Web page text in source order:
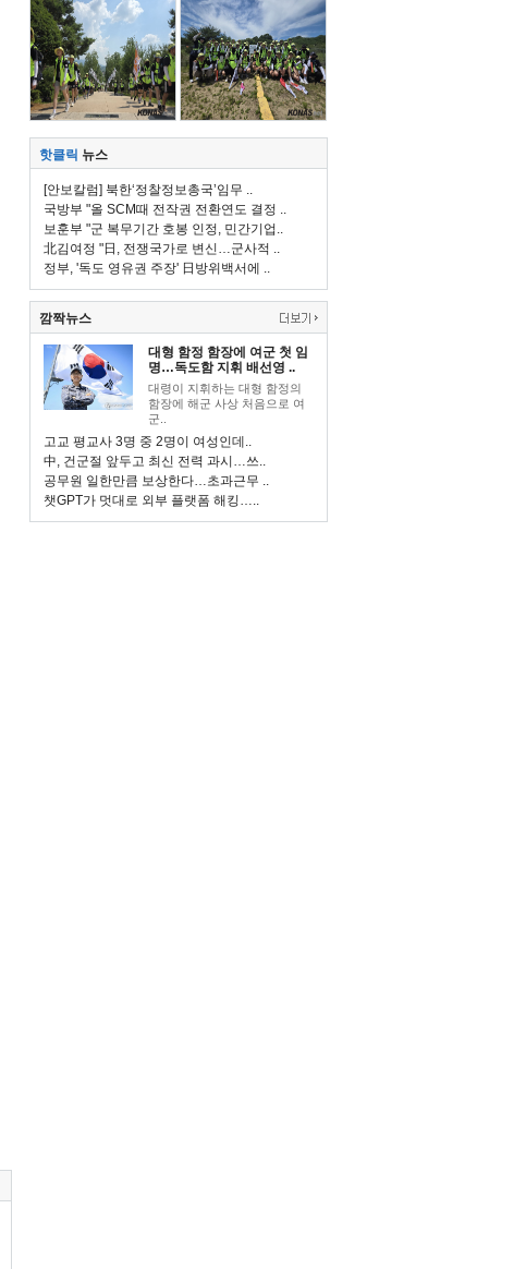
핫클릭 뉴스
[안보칼럼] 북한‘정찰정보총국’임무 ..
국방부 "올 SCM때 전작권 전환연도 결정 ..
보훈부 "군 복무기간 호봉 인정, 민간기업..
北김여정 "日, 전쟁국가로 변신…군사적 ..
정부, '독도 영유권 주장' 日방위백서에 ..
깜짝뉴스
대형 함정 함장에 여군 첫 임
명…독도함 지휘 배선영 ..
대령이 지휘하는 대형 함정의
함장에 해군 사상 처음으로 여
군..
고교 평교사 3명 중 2명이 여성인데..
中, 건군절 앞두고 최신 전력 과시…쓰..
공무원 일한만큼 보상한다…초과근무 ..
챗GPT가 멋대로 외부 플랫폼 해킹…..